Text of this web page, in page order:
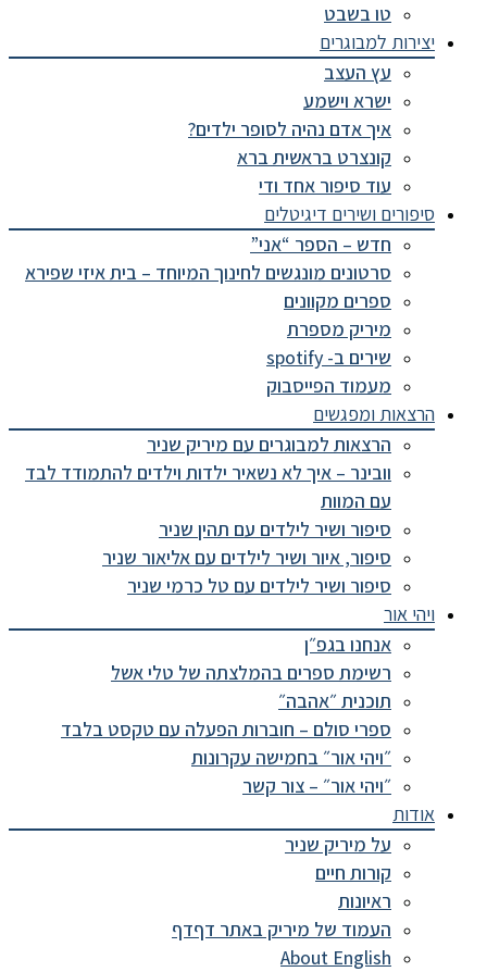
טו בשבט
יצירות למבוגרים
עץ העצב
ישרא וישמע
איך אדם נהיה לסופר ילדים?
קונצרט בראשית ברא
עוד סיפור אחד ודי
סיפורים ושירים דיגיטלים
חדש – הספר “אני”
סרטונים מונגשים לחינוך המיוחד – בית איזי שפירא
ספרים מקוונים
מיריק מספרת
שירים ב- spotify
מעמוד הפייסבוק
הרצאות ומפגשים
הרצאות למבוגרים עם מיריק שניר
וובינר – איך לא נשאיר ילדות וילדים להתמודד לבד
עם המוות
סיפור ושיר לילדים עם תהין שניר
סיפור, איור ושיר לילדים עם אליאור שניר
סיפור ושיר לילדים עם טל כרמי שניר
ויהי אור
אנחנו בגפ״ן
רשימת ספרים בהמלצתה של טלי אשל
תוכנית ״אהבה״
ספרי סולם – חוברות הפעלה עם טקסט בלבד
״ויהי אור״ בחמישה עקרונות
״ויהי אור״ – צור קשר
אודות
על מיריק שניר
קורות חיים
ראיונות
העמוד של מיריק באתר דףדף
About English